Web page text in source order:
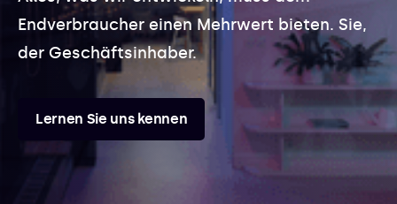
Endverbraucher einen Mehrwert bieten. Sie,
der Geschäftsinhaber.
Lernen Sie uns kennen